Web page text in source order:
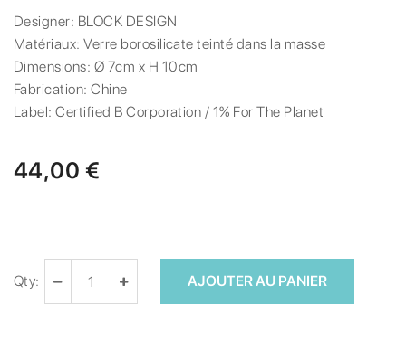
Designer: BLOCK DESIGN
Matériaux:Verre borosilicate teinté dans la masse
Dimensions: Ø 7cm x H 10cm
Fabrication:Chine
Label:Certified B Corporation / 1% For The Planet
44,00 €
Qty: AJOUTER AU PANIER